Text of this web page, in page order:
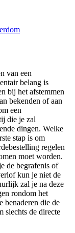
van een
belang is
bij het afstemmen
bekenden of aan
een
die je zal
dingen. Welke
stap is om
regelen
moet worden.
de begrafenis of
kun je niet de
zal je na deze
rondom het
benaderen die de
slechts de directe